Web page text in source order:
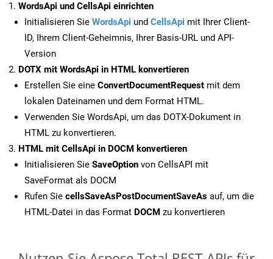
WordsApi und CellsApi einrichten
Initialisieren Sie WordsApi und CellsApi mit Ihrer Client-
ID, Ihrem Client-Geheimnis, Ihrer Basis-URL und API-
Version
DOTX mit WordsApi in HTML konvertieren
Erstellen Sie eine ConvertDocumentRequest mit dem
lokalen Dateinamen und dem Format HTML.
Verwenden Sie WordsApi, um das DOTX-Dokument in
HTML zu konvertieren.
HTML mit CellsApi in DOCM konvertieren
Initialisieren Sie SaveOption von CellsAPI mit
SaveFormat als DOCM
Rufen Sie cellsSaveAsPostDocumentSaveAs auf, um die
HTML-Datei in das Format DOCM zu konvertieren